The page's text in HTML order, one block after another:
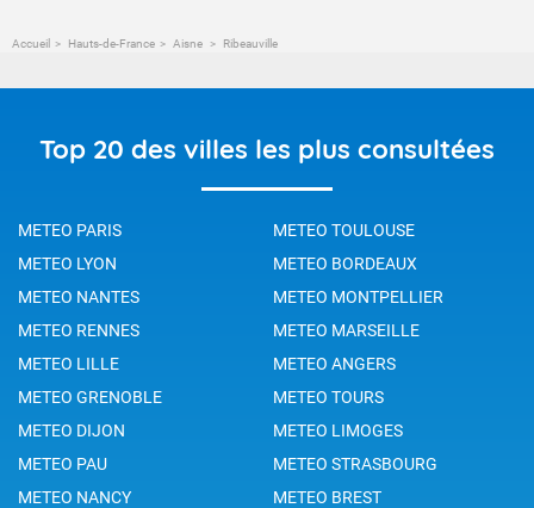
Accueil Hauts-de-France Aisne Ribeauville
Top 20 des villes les plus consultées
METEO PARIS
METEO TOULOUSE
METEO LYON
METEO BORDEAUX
METEO NANTES
METEO MONTPELLIER
METEO RENNES
METEO MARSEILLE
METEO LILLE
METEO ANGERS
METEO GRENOBLE
METEO TOURS
METEO DIJON
METEO LIMOGES
METEO PAU
METEO STRASBOURG
METEO NANCY
METEO BREST